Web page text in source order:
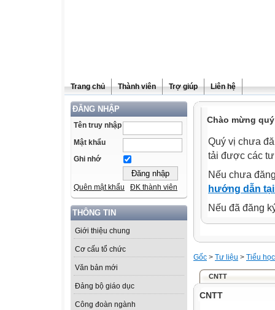
Trang chủ Thành viên Trợ giúp Liên hệ
ĐĂNG NHẬP
Tên truy nhập
Mật khẩu
Ghi nhớ
Quên mật khẩu ĐK thành viên
THÔNG TIN
Giới thiệu chung
Cơ cấu tổ chức
Văn bản mới
Đảng bộ giáo dục
Công đoàn ngành
Chào mừng
Quý vị chưa
tải được các
Nếu chưa
hướng dẫn
Nếu đã đăng
Gốc > Tư liệu > Tiểu học
CNTT
CNTT